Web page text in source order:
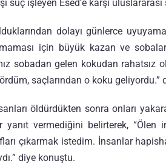
suç işleyen Esed’e karşı
dolayı günlerce
için büyük kazan ve
sobadan gelen kokudan
saçlarından o koku geliyordu.”
öldürdükten sonra onları
yanıt vermediğini belirterek, “Ölen
çıkarmak istedim. İnsanlar
diye konuştu.